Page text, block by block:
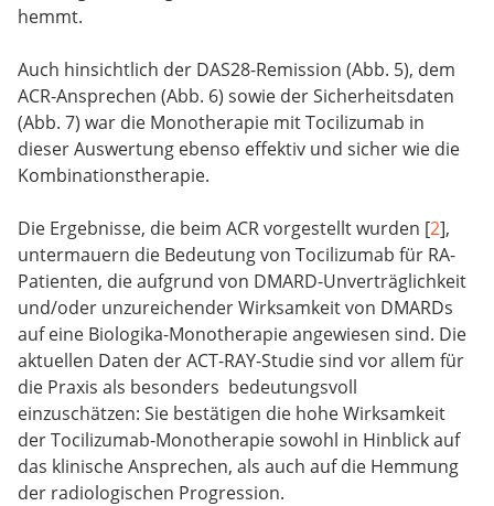
hemmt.
Auch hinsichtlich der DAS28-Remission (Abb. 5), dem
ACR-Ansprechen (Abb. 6) sowie der Sicherheitsdaten
(Abb. 7) war die Monotherapie mit Tocilizumab in
dieser Auswertung ebenso effektiv und sicher wie die
Kombinationstherapie.
Die Ergebnisse, die beim ACR vorgestellt wurden [2],
untermauern die Bedeutung von Tocilizumab für RA-
Patienten, die aufgrund von DMARD-Unverträglichkeit
und/oder unzureichender Wirksamkeit von DMARDs
auf eine Biologika-Monotherapie angewiesen sind. Die
aktuellen Daten der ACT-RAY-Studie sind vor allem für
die Praxis als besonders bedeutungsvoll
einzuschätzen: Sie bestätigen die hohe Wirksamkeit
der Tocilizumab-Monotherapie sowohl in Hinblick auf
das klinische Ansprechen, als auch auf die Hemmung
der radiologischen Progression.